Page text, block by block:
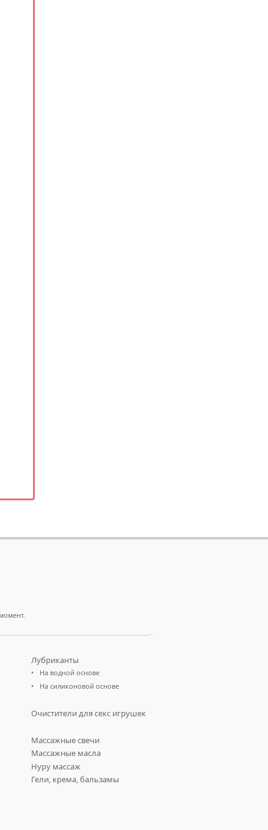
Лубриканты
На водной основе
На силиконовой основе
Очистители для секс игрушек
Массажные свечи
Массажные масла
Нуру массаж
Гели, крема, бальзамы